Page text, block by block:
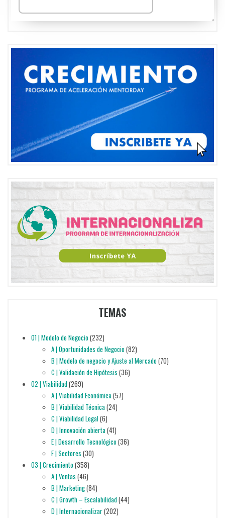
TEMAS
01 | Modelo de Negocio(232)
A | Oportunidades de Negocio(82)
B | Modelo de negocio y Ajuste al Mercado(70)
C | Validación de Hipótesis (36)
02 | Viabilidad(269)
A | Viabilidad Económica(57)
B | Viabilidad Técnica(24)
C | Viabilidad Legal(6)
D | Innovación abierta(41)
E | Desarrollo Tecnológico(36)
F | Sectores (30)
03 | Crecimiento(358)
A | Ventas (46)
B | Marketing(84)
C | Growth – Escalabilidad(44)
D | Internacionalizar(202)